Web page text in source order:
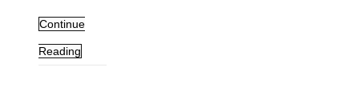
Continue
Reading